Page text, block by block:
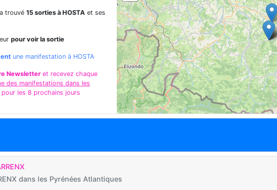
trouvé 15 sorties à HOSTA et ses
pour voir la sortie
une manifestation à HOSTA
Newsletter et recevez chaque
des manifestations dans les
pour les 8 prochains jours
dans les Pyrénées Atlantiques